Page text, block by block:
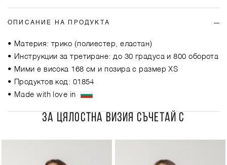
ОПИСАНИЕ НА ПРОДУКТА
• Материя: трико (полиестер, еластан)
• Инструкции за третиране: до 30 градуса и 800 оборота
• Мими е висока 168 см и позира с размер XS
• Продуктов код: 01854
• Made with love in
ЗА ЦЯЛОСТНА ВИЗИЯ СЪЧЕТАЙ С